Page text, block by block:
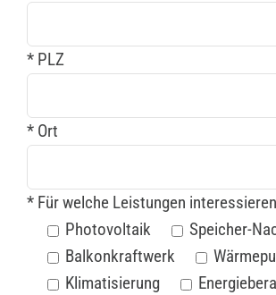
* PLZ
* Ort
* Für welche Leistungen
Photovoltaik
Speicher-
Balkonkraftwerk
Klimatisierung